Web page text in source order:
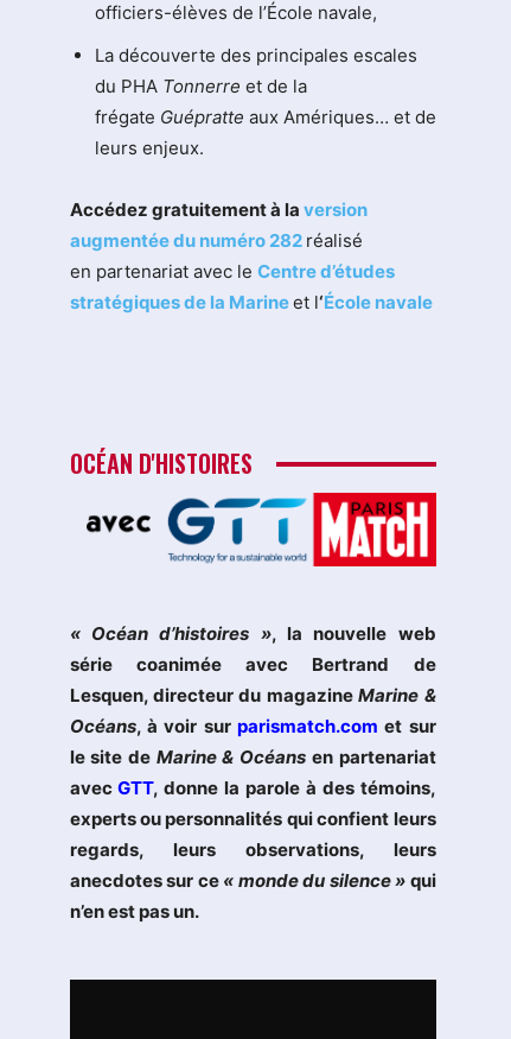
officiers-élèves de l’École navale,
La découverte des principales escales
du PHA Tonnerre et de la
frégate Guépratte aux Amériques… et de
leurs enjeux.
Accédez gratuitement à la version
augmentée du numéro 282 réalisé
en partenariat avec le Centre d’études
stratégiques de la Marineet l‘École navale
OCÉAN D'HISTOIRES
« Océan d’histoires », la nouvelle web
série coanimée avec Bertrand de
Lesquen, directeur du magazineMarine &
Océans, à voir sur parismatch.com et sur
le site de Marine & Océans en partenariat
avecGTT, donne la parole à des témoins,
experts ou personnalités qui confient leurs
regards, leurs observations, leurs
anecdotes sur ce « monde du silence » qui
n’en est pas un.